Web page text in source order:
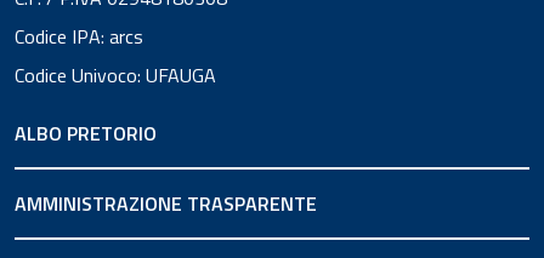
Codice IPA: arcs
Codice Univoco: UFAUGA
ALBO PRETORIO
AMMINISTRAZIONE TRASPARENTE